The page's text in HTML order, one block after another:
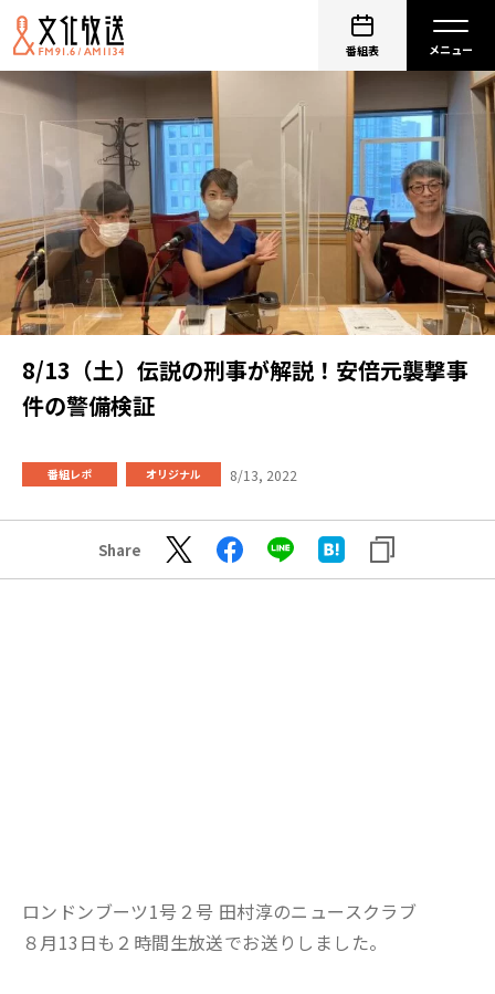
番組表
8/13（土）伝説の刑事が解説！安倍元襲撃事
件の警備検証
番組レポ オリジナル 8/13, 2022
Share
ロンドンブーツ1号２号 田村淳のニュースクラブ
８月13日も２時間生放送でお送りしました。